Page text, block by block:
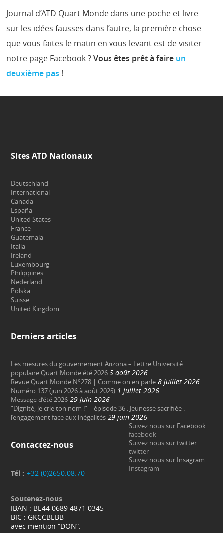
Journal d’ATD Quart Monde dans une poche et livre
sur les idées fausses dans l’autre, la première chose
que vous faites le matin en vous levant est de visiter
notre page Facebook ?Vous êtes prêt à faire un
deuxième pas !
Sites ATD Nationaux
Deutschland
International
Canada
España
United States
France
Guatemala
Italia
Ireland
Luxembourg
Philippines
Nederland
Polska
Suisse
United Kingdom
Derniers articles
Les mesures du gouvernement Arizona – Lettre Université
populaire Quart Monde été 2026 5 août 2026
Revue Quart Monde N°278 | Comme on en parle 8 juillet 2026
Numéro 137 (juin 2026 à août 2026) 1 juillet 2026
Message d’été 2026 29 juin 2026
“Dignité, je crie ton nom !” – épisode 36 : Jeunesse sacrifiée :
l’engagement face aux inégalités 29 juin 2026
Contactez-nous
Tél : +32 (0)2650.08.70
Soutenez-nous
IBAN : BE44 0689 4871 0345
BIC : GKCCBEBB
avec mention “DON“.
Suivez nous sur Facebook
facebook
Suivez nous sur twitter
twitter
Suivez nous sur Insagram
Instagram